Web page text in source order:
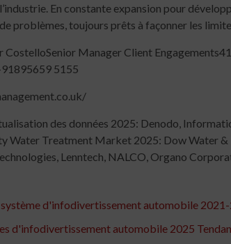
En constante expansion pour
problèmes, toujours prêts à façonner les
CostelloSenior Manager Client
5155
des données 2025: Denodo,
Water Treatment Market 2025: Dow Water &
Lenntech, NALCO, Organo
d'infodivertissement automobile 2021-
d'infodivertissement automobile 2025